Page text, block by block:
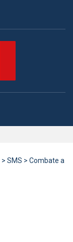
> SMS > Combate a